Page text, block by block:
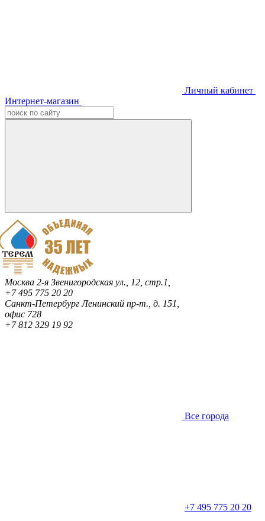
Личный кабинет
Интернет-магазин
Москва 2-я Звенигородская ул., 12, стр.1,
+7 495 775 20 20
Санкт-ПетербургЛенинский пр-т., д. 151,
офис 728
+7 812 329 19 92
Все города
+7 495 775 20 20